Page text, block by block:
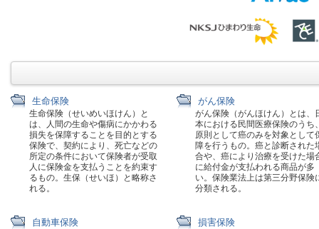
生命保険
生命保険（せいめいほけん）と
は、人間の生命や傷病にかかわる
損失を保障することを目的とする
保険で、契約により、死亡などの
所定の条件において保険者が受取
人に保険金を支払うことを約束す
るもの。生保（せいほ）と略称さ
れる。
がん保険
がん保険（がんほけん）とは、
本における民間医療保険のうち
原則として癌のみを対象として
障を行うもの。癌と診断された
合や、癌により治療を受けた場
に給付金が支払われる商品が多
い。保険業法上は第三分野保険
分類される。
自動車保険 損害保険